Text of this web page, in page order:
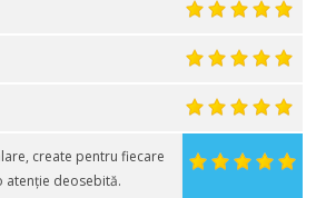
create pentru fiecare
atenție deosebită.